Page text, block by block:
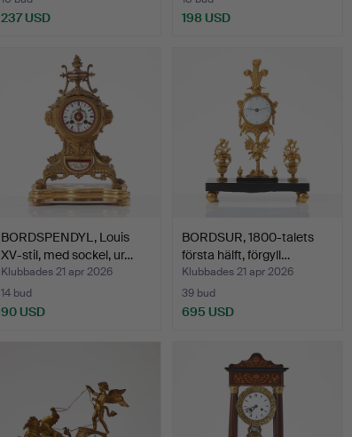
237 USD 198 USD
BORDSPENDYL, Louis
XV-stil, med sockel, ur…
Klubbades 21 apr 2026
14 bud
90 USD
BORDSUR, 1800-talets
första hälft, förgyll…
Klubbades 21 apr 2026
39 bud
695 USD